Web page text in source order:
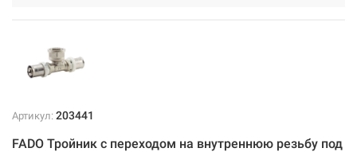
Артикул: 203441
FADO Тройник с переходом на внутреннюю резьбу под